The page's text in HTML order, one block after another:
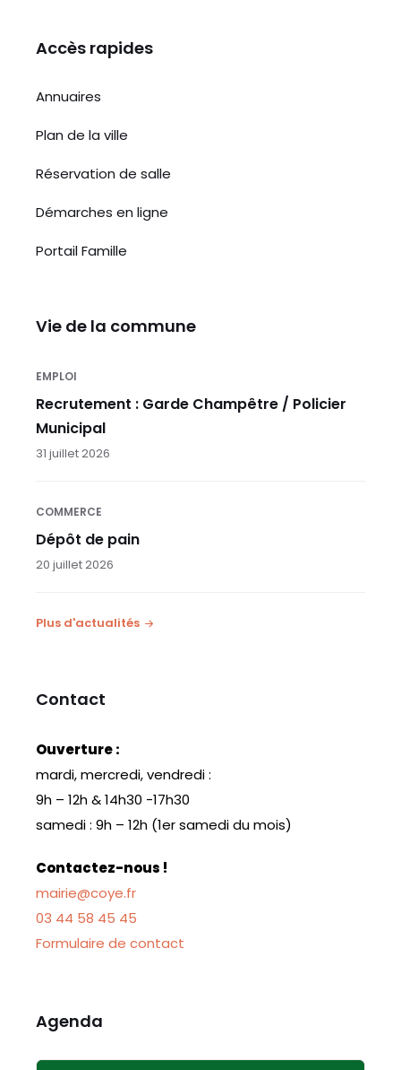
Accès rapides
Annuaires
Plan de la ville
Réservation de salle
Démarches en ligne
Portail Famille
Vie de la commune
EMPLOI
Recrutement : Garde Champêtre / Policier
Municipal
31 juillet 2026
COMMERCE
Dépôt de pain
20 juillet 2026
Plus d'actualités
Contact
Ouverture :
mardi, mercredi, vendredi :
9h – 12h & 14h30 -17h30
samedi : 9h – 12h (1er samedi du mois)
Contactez-nous !
mairie@coye.fr
03 44 58 45 45
Formulaire de contact
Agenda